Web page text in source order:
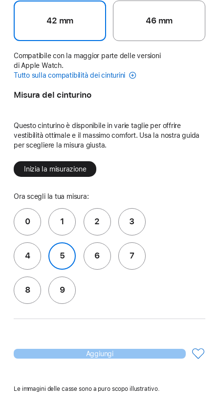
42 mm 46 mm
Compatibile con la maggior parte delle versioni
di Apple Watch.
Tutto sulla compatibilità dei cinturini
Misura del cinturino
Questo cinturino è disponibile in varie taglie per offrire
vestibilità ottimale e il massimo comfort. Usa la nostra guida
per scegliere la misura giusta.
Inizia la misurazione
Ora scegli la tua misura:
0 1 2 3
4 5 6 7
8 9
Aggiungi
Le immagini delle casse sono a puro scopo illustrativo.